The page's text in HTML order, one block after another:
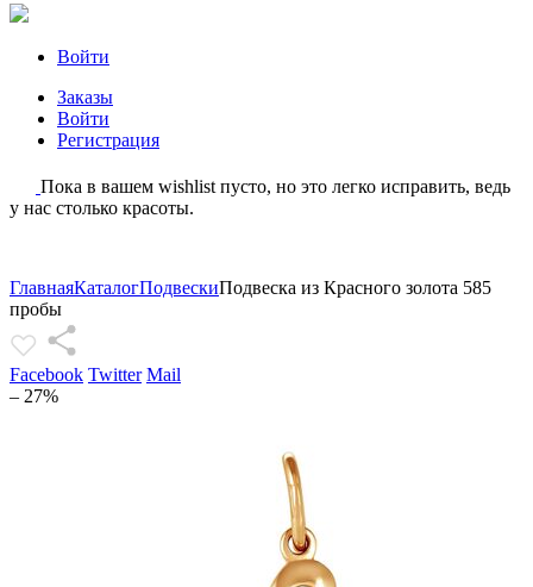
Войти
Заказы
Войти
Регистрация
Пока в вашем wishlist пусто, но это легко исправить, ведь
у нас столько красоты.
ГлавнаяКаталогПодвескиПодвеска из Красного золота 585
пробы
Facebook Twitter Mail
– 27%